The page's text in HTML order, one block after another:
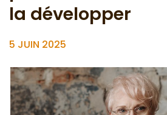
la développer
5 JUIN 2025